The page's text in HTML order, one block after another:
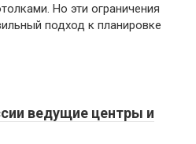
Но эти ограничения
подход к планировке
ведущие центры и